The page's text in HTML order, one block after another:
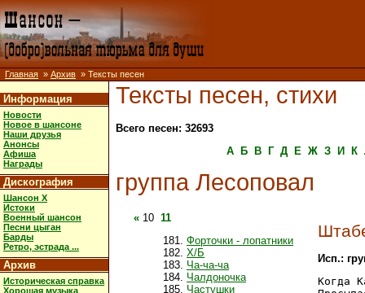
Главная » Архив » Тексты песен
Информация
Новости
Новое в шансоне
Наши друзья
Анонсы
Афиша
Награды
Дискография
Шансон X
Истоки
Военный шансон
Песни цыган
Барды
Ретро, эстрада ...
Архив
Историческая справка
Хорошая музыка
Тексты песен, стихи
Всего песен: 32693
А
Б В Г Д Е Ж З И К
группа Лесоповал
« 10 11
Форточки - лопатники
Х/Б
Ча-ча-ча
Чалдоночка
Частушки
Исп.:
Когда